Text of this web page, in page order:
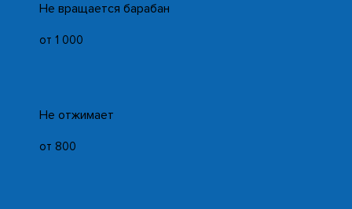
Не вращается барабан
от 1 000
Не отжимает
от 800